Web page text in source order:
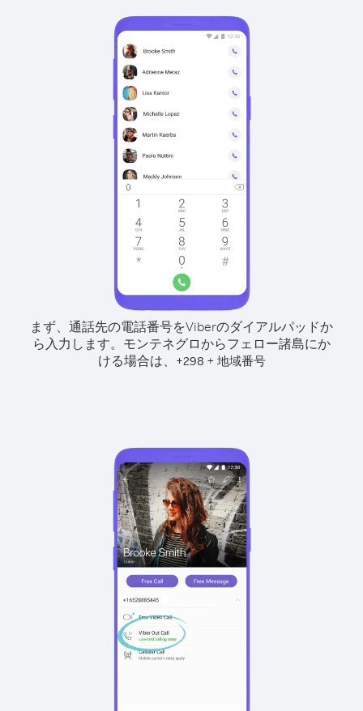
まず、通話先の電話番号をViberのダイアルパッドか
ら入力します。 モンテネグロからフェロー諸島にか
ける場合は、
+298 + 地域番号